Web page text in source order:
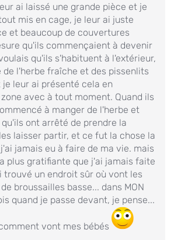
ai laissé une grande pièce et je
mis en cage, je leur ai juste
et beaucoup de couvertures
qu'ils commençaient à devenir
qu'ils s'habituent à l'extérieur,
de l'herbe fraîche et des pissenlits
leur ai présenté cela en
avec à tout moment. Quand ils
à manger de l'herbe et
ont arrêté de prendre la
laisser partir, et ce fut la chose la
jamais eu à faire de ma vie. mais
plus gratifiante que j'ai jamais faite
trouvé un endroit sûr où vont les
broussailles basse... dans MON
quand je passe devant, je pense...
vont mes bébés